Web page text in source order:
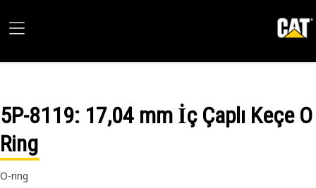
5P-8119: 17,04 mm İç Çaplı Keçe O
Ring
O-ring